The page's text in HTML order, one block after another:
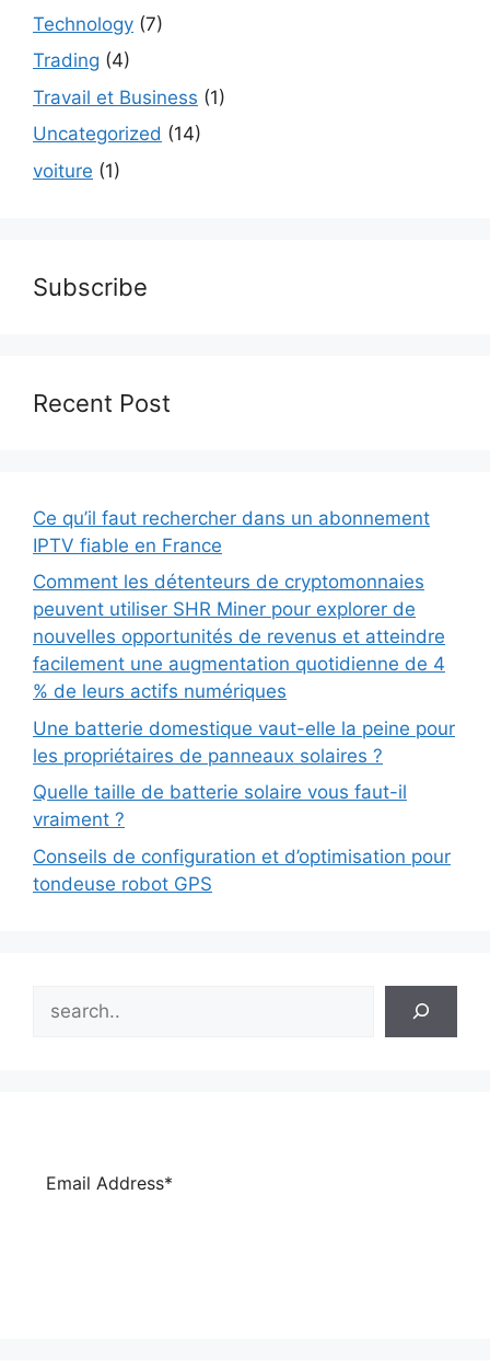
Technology (7)
Trading (4)
Travail et Business (1)
Uncategorized (14)
voiture (1)
Subscribe
Recent Post
Ce qu’il faut rechercher dans un abonnement
IPTV fiable en France
Comment les détenteurs de cryptomonnaies
peuvent utiliser SHR Miner pour explorer de
nouvelles opportunités de revenus et atteindre
facilement une augmentation quotidienne de 4
% de leurs actifs numériques
Une batterie domestique vaut-elle la peine pour
les propriétaires de panneaux solaires ?
Quelle taille de batterie solaire vous faut-il
vraiment ?
Conseils de configuration et d’optimisation pour
tondeuse robot GPS